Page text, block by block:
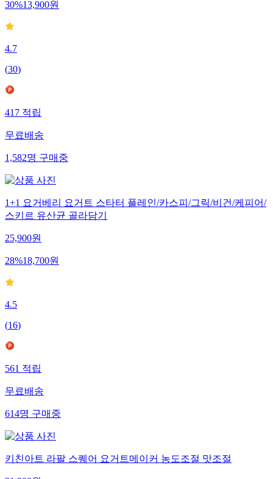
30%13,900원
4.7
(30)
417적립
무료배송
1,582명구매중
1+1 요거베리 요거트 스타터 플레인/카스피/그릭/비건/케피어/
스키르 유산균 골라담기
25,900원
28%18,700원
4.5
(16)
561적립
무료배송
614명구매중
키친아트 라팔 스퀘어 요거트메이커 농도조절 맛조절